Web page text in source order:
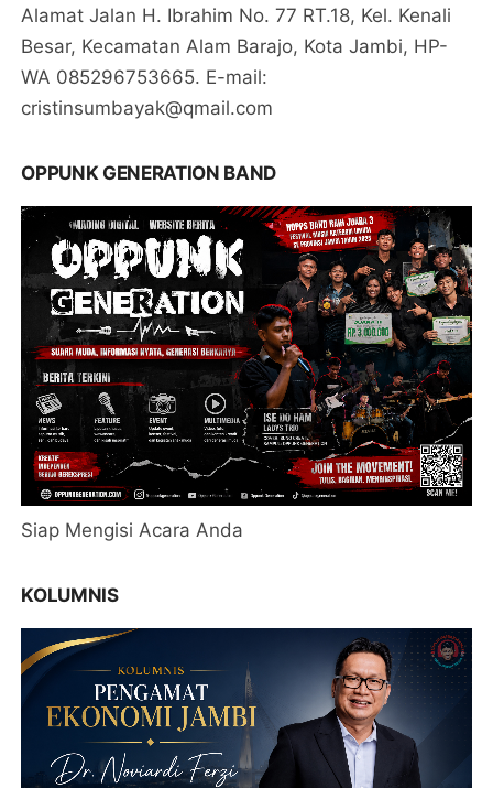
Alamat Jalan H. Ibrahim No. 77 RT.18, Kel. Kenali
Besar, Kecamatan Alam Barajo, Kota Jambi, HP-
WA 085296753665. E-mail:
cristinsumbayak@qmail.com
OPPUNK GENERATION BAND
Siap Mengisi Acara Anda
KOLUMNIS